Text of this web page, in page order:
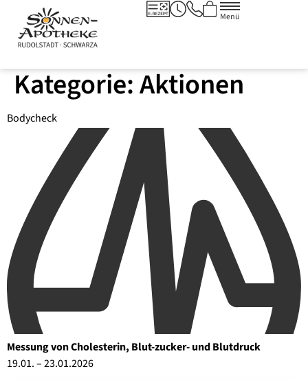
Menü
Kategorie:Aktionen
Body­check
Messung von Cholesterin, Blut-zucker- und Blutdruck
19.01. – 23.01.2026